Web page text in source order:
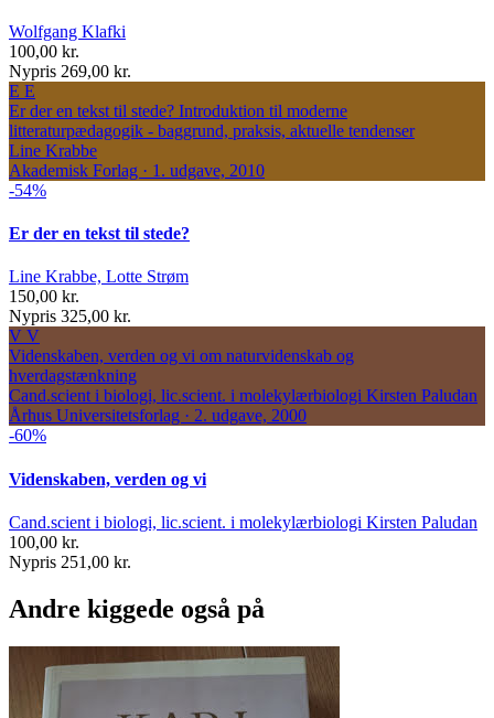
Wolfgang Klafki
100,00 kr.
Nypris 269,00 kr.
E E
Er der en tekst til stede? Introduktion til moderne
litteraturpædagogik - baggrund, praksis, aktuelle tendenser
Line Krabbe
Akademisk Forlag · 1. udgave, 2010
-54%
Er der en tekst til stede?
Line Krabbe, Lotte Strøm
150,00 kr.
Nypris 325,00 kr.
V V
Videnskaben, verden og vi om naturvidenskab og
hverdagstænkning
Cand.scient i biologi, lic.scient. i molekylærbiologi Kirsten Paludan
Århus Universitetsforlag · 2. udgave, 2000
-60%
Videnskaben, verden og vi
Cand.scient i biologi, lic.scient. i molekylærbiologi Kirsten Paludan
100,00 kr.
Nypris 251,00 kr.
Andre kiggede også på